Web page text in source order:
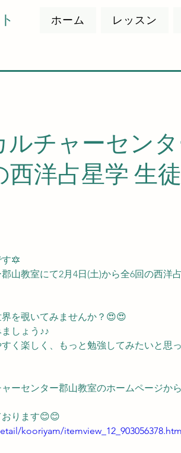
ホーム レッスン
ルチャーセンタ
洋占星学 生
🔯
山教室にて2月4日(土)から全6回の西洋
を覗いてみませんか？😍😍
しょう♪♪
く楽しく、もっと勉強してみたいと思
ーセンター郡山教室のホームページか
ります😊😊
kooriyam/